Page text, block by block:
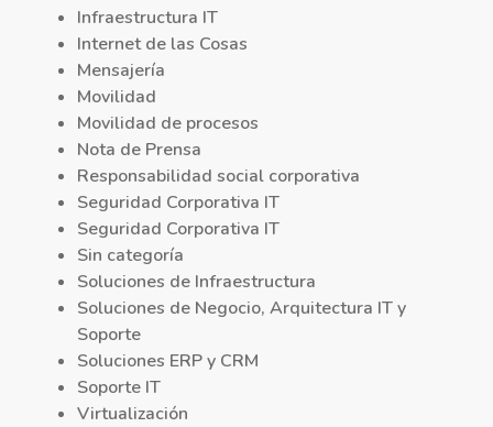
Infraestructura IT
Internet de las Cosas
Mensajería
Movilidad
Movilidad de procesos
Nota de Prensa
Responsabilidad social corporativa
Seguridad Corporativa IT
Seguridad Corporativa IT
Sin categoría
Soluciones de Infraestructura
Soluciones de Negocio, Arquitectura IT y
Soporte
Soluciones ERP y CRM
Soporte IT
Virtualización